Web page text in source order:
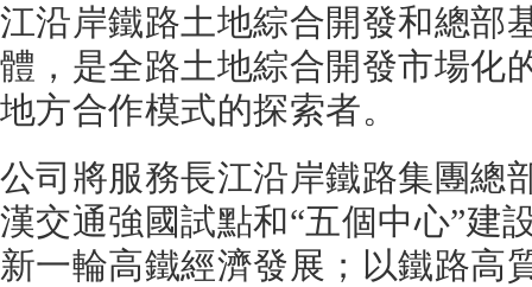
江沿岸鐵路土地綜合開發和總部
體，是全路土地綜合開發市場化
地方合作模式的探索者。
公司將服務長江沿岸鐵路集團總
漢交通強國試點和“五個中心”建
新一輪高鐵經濟發展；以鐵路高